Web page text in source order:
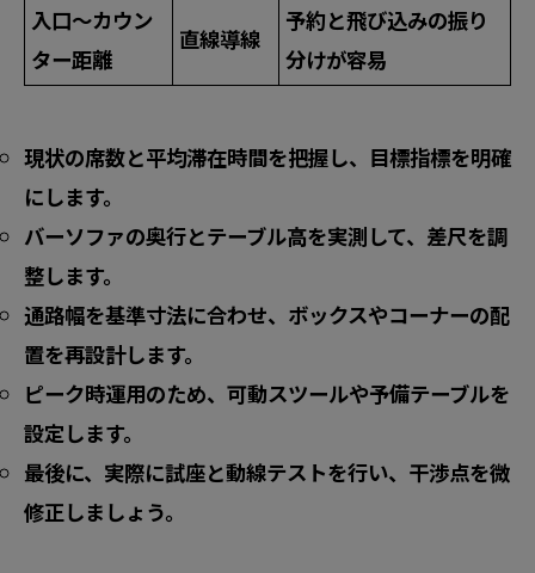
入口〜カウン
ター距離
直線導線
予約と飛び込みの振り
分けが容易
現状の席数と平均滞在時間を把握し、目標指標を明確
にします。
バーソファの奥行とテーブル高を実測して、差尺を調
整します。
通路幅を基準寸法に合わせ、ボックスやコーナーの配
置を再設計します。
ピーク時運用のため、可動スツールや予備テーブルを
設定します。
最後に、実際に試座と動線テストを行い、干渉点を微
修正しましょう。